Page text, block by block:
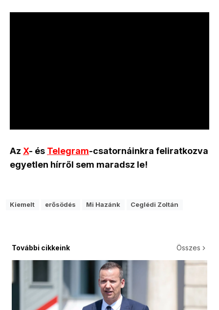
Az X- és Telegram-csatornáinkra feliratkozva
egyetlen hírről sem maradsz le!
Kiemelt erősödés Mi Hazánk Ceglédi Zoltán
További cikkeink Összes